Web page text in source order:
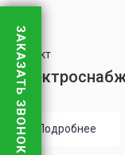
Проект
Подробнее
ЗАКАЗАТЬ ЗВОНОК